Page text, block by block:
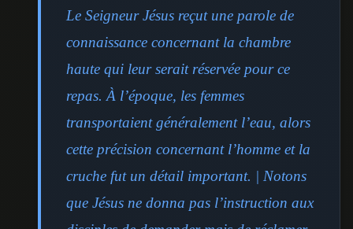
Le Seigneur Jésus reçut une parole de
connaissance concernant la chambre
haute qui leur serait réservée pour ce
repas. À l’époque, les femmes
transportaient généralement l’eau, alors
cette précision concernant l’homme et la
cruche fut un détail important. | Notons
que Jésus ne donna pas l’instruction aux